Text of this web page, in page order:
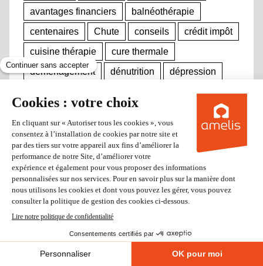
avantages financiers
balnéothérapie
centenaires
Chute conseils
crédit impôt
cuisine thérapie
cure thermale
déménagement
dénutrition
dépression
fêtes
longevité
méditation Noël
obésité
plats cuisinés
poids
senior
senior carte
seniors
seniors jouant aux cartes
services d'aide à domicile
travailleurs handicapés vie sociale